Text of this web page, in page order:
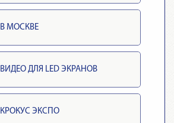
В МОСКВЕ
ВИДЕО ДЛЯ LED ЭКРАНОВ
КРОКУС ЭКСПО